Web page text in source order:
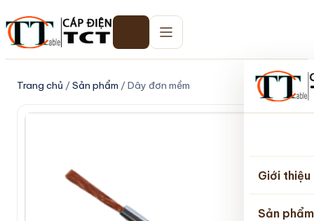
Giới thiệu
Sản phẩm
Trang chủ /Sản phẩm / Dây đơn mềm